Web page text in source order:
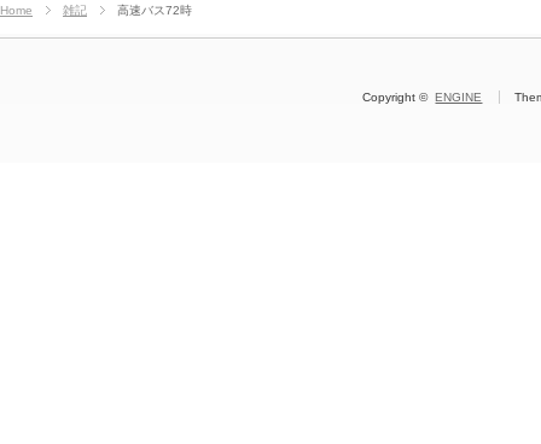
Home 雑記 高速バス72時
Copyright ©ENGINE